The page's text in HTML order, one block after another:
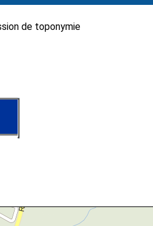
de toponymie